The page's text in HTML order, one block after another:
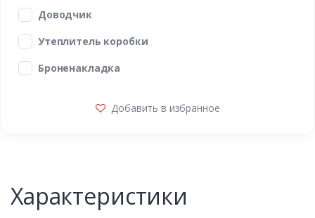
Доводчик
Утеплитель коробки
Броненакладка
Добавить в избранное
Характеристики